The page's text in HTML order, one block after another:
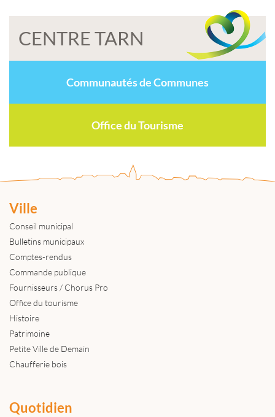
CENTRE TARN
Communautés de Communes
Office du Tourisme
Ville
Conseil municipal
Bulletins municipaux
Comptes-rendus
Commande publique
Fournisseurs / Chorus Pro
Office du tourisme
Histoire
Patrimoine
Petite Ville de Demain
Chaufferie bois
Quotidien